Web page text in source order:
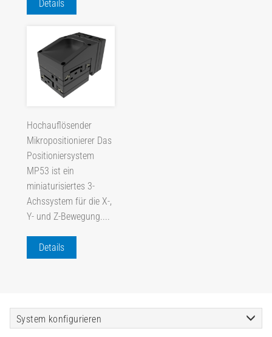
Details
Hochauflösender
Mikropositionierer Das
Positioniersystem
MP53 ist ein
miniaturisiertes 3-
Achssystem für die X-,
Y- und Z-Bewegung....
Details
System konfigurieren